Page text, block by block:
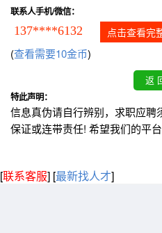
联系人手机/微信：
137****6132 点击查看完
(查看需要10金币)
特此声明：
信息真伪请自行辨别，求职应
保证或连带责任! 希望我们的平
[联系客服] [最新找人才]